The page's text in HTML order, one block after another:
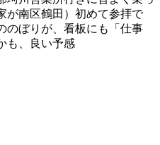
が南区鶴田）初めて参拝で
のぼりが、看板にも「仕事
も、良い予感